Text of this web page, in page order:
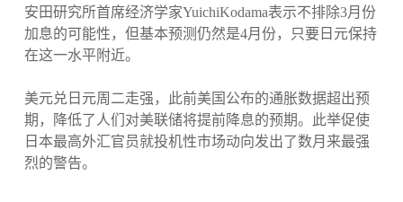
安田研究所首席经济学家YuichiKodama表示不排除3月份
加息的可能性，但基本预测仍然是4月份，只要日元保持
在这一水平附近。
美元兑日元周二走强，此前美国公布的通胀数据超出预
期，降低了人们对美联储将提前降息的预期。此举促使
日本最高外汇官员就投机性市场动向发出了数月来最强
烈的警告。